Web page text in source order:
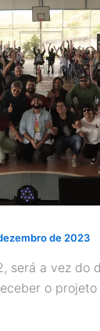
de 2023
será a vez do
o